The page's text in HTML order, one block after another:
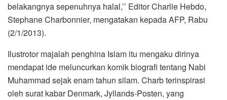
belakangnya sepenuhnya halal,’’ Editor Charlie Hebdo,
Stephane Charbonnier, mengatakan kepada AFP, Rabu
(2/1/2013).
Ilustrotor majalah penghina Islam itu mengaku dirinya
mendapat ide meluncurkan komik biografi tentang Nabi
Muhammad sejak enam tahun silam. Charb terinspirasi
oleh surat kabar Denmark, Jyllands-Posten, yang